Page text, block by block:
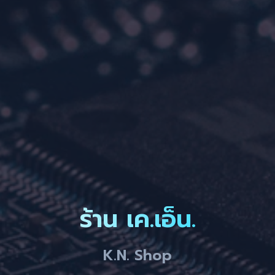
ร้าน เค.เอ็น.
K.N. Shop